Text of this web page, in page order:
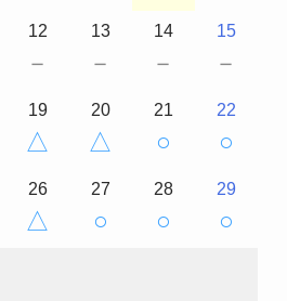
12
－
13
－
14
－
15
－
19
△
20
△
21
○
22
○
26
△
27
○
28
○
29
○